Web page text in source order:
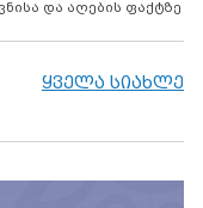
ყველა სიახლე